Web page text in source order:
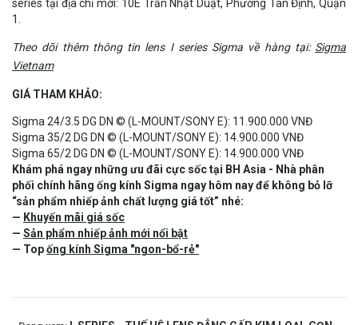
series tại địa chỉ mới: 10E Trần Nhật Duật, Phường Tân Định, Quận
1.
Theo dõi thêm thông tin lens I series Sigma về hàng tại: Sigma
Vietnam
GIÁ THAM KHẢO:
Sigma 24/3.5 DG DN © (L-MOUNT/SONY E): 11.900.000 VNĐ
Sigma 35/2 DG DN © (L-MOUNT/SONY E): 14.900.000 VNĐ
Sigma 65/2 DG DN © (L-MOUNT/SONY E): 14.900.000 VNĐ
Khám phá ngay những ưu đãi cực sốc tại BH Asia - Nhà phân
phối chính hãng ống kính Sigma ngay hôm nay để không bỏ lỡ
“sản phẩm nhiếp ảnh chất lượng giá tốt” nhé:
— Khuyến mãi giá sốc
— Sản phẩm nhiếp ảnh mới nổi bật
— Topống kính Sigma "ngon-bổ-rẻ"